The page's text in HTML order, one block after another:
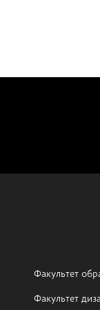
Факультет
Факультет